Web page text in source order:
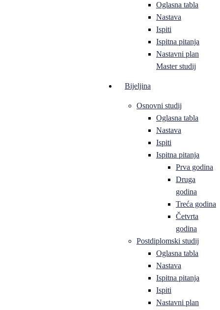
Oglasna tabla
Nastava
Ispiti
Ispitna pitanja
Nastavni plan
Master studij
Bijeljina
Osnovni studij
Oglasna tabla
Nastava
Ispiti
Ispitna pitanja
Prva godina
Druga
godina
Treća godina
Četvrta
godina
Postdiplomski studij
Oglasna tabla
Nastava
Ispitna pitanja
Ispiti
Nastavni plan